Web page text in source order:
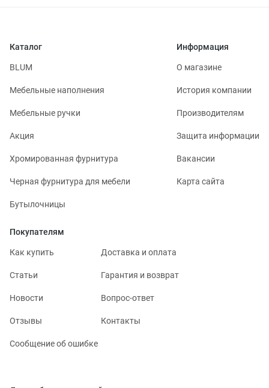
Каталог
BLUM
Мебельные наполнения
Мебельные ручки
Акция
Хромированная фурнитура
Черная фурнитура для мебели
Бутылочницы
Информация
О магазине
История компании
Производителям
Защита информации
Вакансии
Карта сайта
Покупателям
Как купить Доставка и оплата
Статьи Гарантия и возврат
Новости Вопрос-ответ
Отзывы Контакты
Сообщение об ошибке